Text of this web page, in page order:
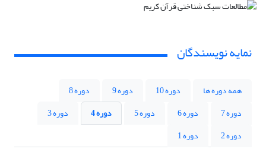
نمایه نویسندگان
همه دوره ها دوره 10 دوره 9
دوره 8
دوره 7
دوره 6 دوره 5 دوره 4
دوره 3
دوره 2
دوره 1